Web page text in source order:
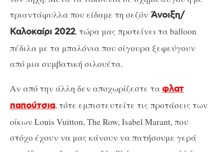
τριαντάφυλλα που είδαμε τη σεζόν Άνοιξη/
Καλοκαίρι 2022, τώρα μας προτείνει τα balloon
πέδιλα με τα μπαλόνια που σίγουρα ξεφεύγουν
από μια συμβατική σιλουέτα.
Αν από την άλλη δεν αποχωρίζεστε ταφλατ
παπούτσια, τότε εμπιστευτείτε τις προτάσεις των
οίκων Louis Vuitton, The Row, Isabel Marant, που
στόχο έχουν να μας κάνουν να πατήσουμε γερά